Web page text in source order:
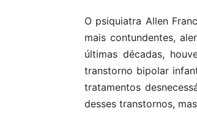
O psiquiatra Allen
mais contundentes,
últimas décadas,
transtorno bipolar
tratamentos
desses transtornos,